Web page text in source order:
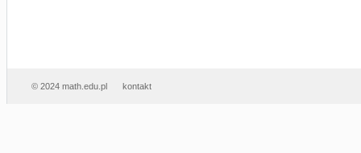
© 2024 math.edu.pl kontakt